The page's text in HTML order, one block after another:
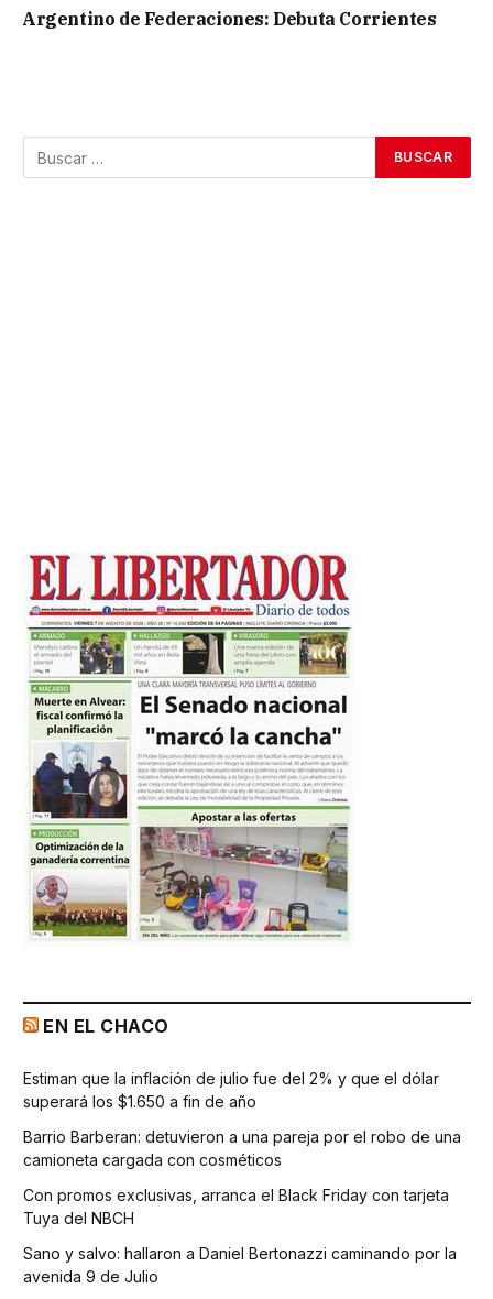
Argentino de Federaciones: Debuta Corrientes
EN EL CHACO
Estiman que la inflación de julio fue del 2% y que el dólar
superará los $1.650 a fin de año
Barrio Barberan: detuvieron a una pareja por el robo de una
camioneta cargada con cosméticos
Con promos exclusivas, arranca el Black Friday con tarjeta
Tuya del NBCH
Sano y salvo: hallaron a Daniel Bertonazzi caminando por la
avenida 9 de Julio